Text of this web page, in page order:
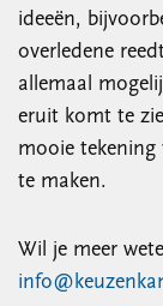
ideeën,
overledene
allemaal
eruit komt te
mooie tekening
te maken.
Wil je meer